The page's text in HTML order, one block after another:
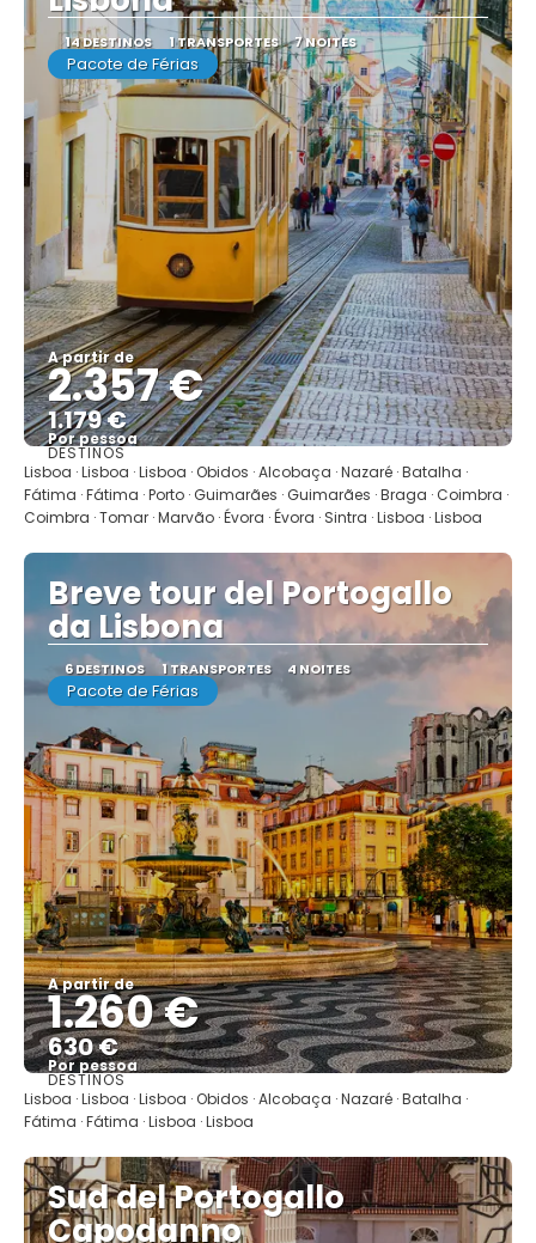
14 DESTINOS 1 TRANSPORTES 7 NOITES
Pacote de Férias
A partir de
2.357 €
1.179 €
Por pessoa
Mostrar
DESTINOS
Lisboa · Lisboa · Lisboa · Obidos · Alcobaça · Nazaré · Batalha ·
Fátima · Fátima · Porto · Guimarães · Guimarães · Braga · Coimbra ·
Coimbra · Tomar · Marvão · Évora · Évora · Sintra · Lisboa · Lisboa
Breve tour del Portogallo
da Lisbona
6 DESTINOS 1 TRANSPORTES 4 NOITES
Pacote de Férias
A partir de
1.260 €
630 €
Por pessoa
Mostrar
DESTINOS
Lisboa · Lisboa · Lisboa · Obidos · Alcobaça · Nazaré · Batalha ·
Fátima · Fátima · Lisboa · Lisboa
Sud del Portogallo
Capodanno